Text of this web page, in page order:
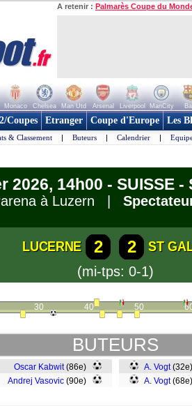
A retenir : Palmarès Coupe du
Monaco Chelsea Man Utd Arsenal Liverpool ManCity
Coupes Etranger Coupe d'Europe Les
& Classement | Buteurs | Calendrier |
2026, 14h00 - SUISSE
à Luzern |
LUCERNE 2 2
ST
(mi-tps: 0-1)
30 40 50
BUTEURS
Oscar Kabwit(86e)
Andrej Vasovic (90e)
A. Vogt
A. Vogt